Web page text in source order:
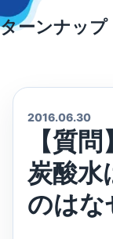
Skip
to
ターンナップ
2016.06.30
【質
炭酸水
のはな